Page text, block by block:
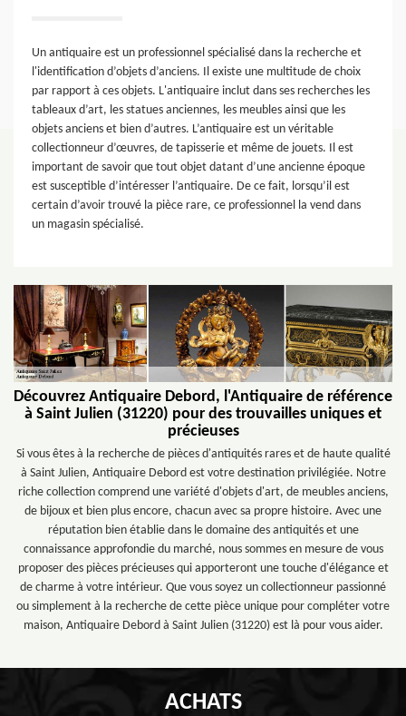
Un antiquaire est un professionnel spécialisé dans la recherche et
l'identification d’objets d’anciens. Il existe une multitude de choix
par rapport à ces objets. L'antiquaire inclut dans ses recherches les
tableaux d’art, les statues anciennes, les meubles ainsi que les
objets anciens et bien d’autres. L’antiquaire est un véritable
collectionneur d’œuvres, de tapisserie et même de jouets. Il est
important de savoir que tout objet datant d’une ancienne époque
est susceptible d’intéresser l’antiquaire. De ce fait, lorsqu’il est
certain d’avoir trouvé la pièce rare, ce professionnel la vend dans
un magasin spécialisé.
Découvrez Antiquaire Debord, l'Antiquaire de référence
à Saint Julien (31220) pour des trouvailles uniques et
précieuses
Si vous êtes à la recherche de pièces d'antiquités rares et de haute qualité
à Saint Julien, Antiquaire Debord est votre destination privilégiée. Notre
riche collection comprend une variété d'objets d'art, de meubles anciens,
de bijoux et bien plus encore, chacun avec sa propre histoire. Avec une
réputation bien établie dans le domaine des antiquités et une
connaissance approfondie du marché, nous sommes en mesure de vous
proposer des pièces précieuses qui apporteront une touche d'élégance et
de charme à votre intérieur. Que vous soyez un collectionneur passionné
ou simplement à la recherche de cette pièce unique pour compléter votre
maison, Antiquaire Debord à Saint Julien (31220) est là pour vous aider.
ACHATS